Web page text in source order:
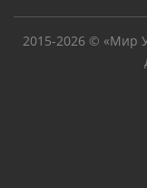
2015-2026 © «Мир